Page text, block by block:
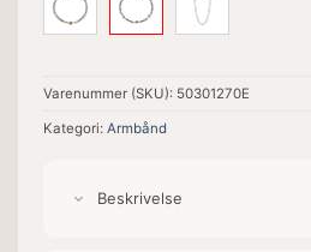
Varenummer (SKU): 50301270E
Kategori: Armbånd
Beskrivelse